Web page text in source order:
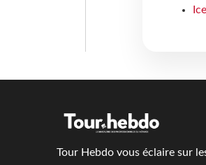
Tour Hebdo vous éclaire sur